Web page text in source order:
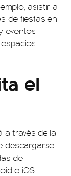
asistir a
de fiestas en
eventos
el
a través de la
descargarse
de
e iOS.